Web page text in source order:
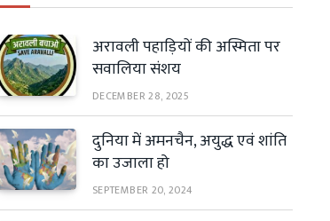
अरावली पहाड़ियों की अस्मिता पर
सवालिया संशय
DECEMBER 28, 2025
दुनिया में अमनचैन, अयुद्ध एवं शांति
का उजाला हो
SEPTEMBER 20, 2024